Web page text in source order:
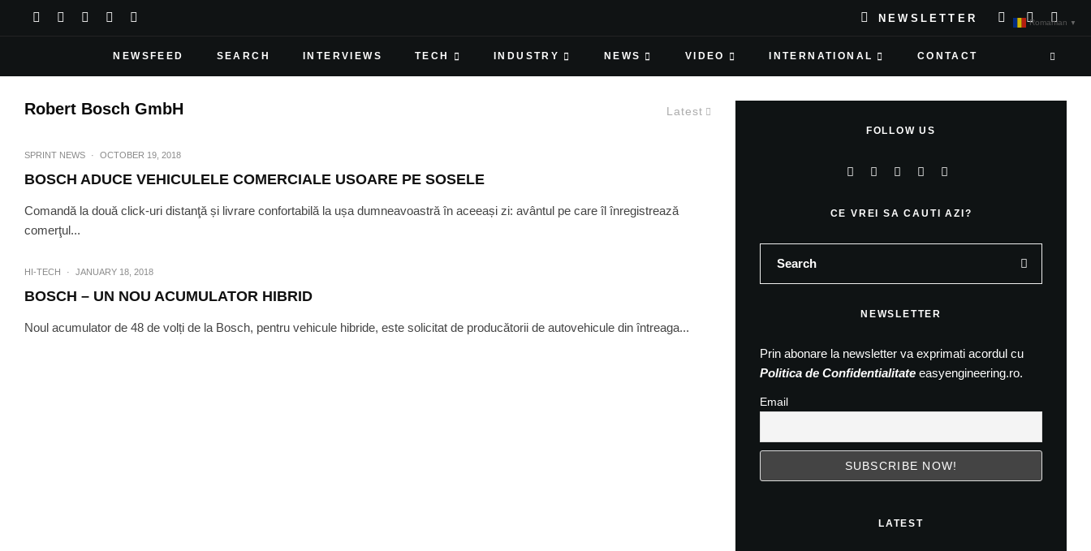
NEWSLETTER
NEWSFEED SEARCH INTERVIEWS TECH INDUSTRY NEWS VIDEO INTERNATIONAL CONTACT
Latest
Robert Bosch GmbH
SPRINT NEWS · OCTOBER 19, 2018
BOSCH ADUCE VEHICULELE COMERCIALE USOARE PE SOSELE
Comandă la două click-uri distanţă și livrare confortabilă la ușa dumneavoastră în aceeași zi: avântul pe care îl înregistrează
comerţul...
HI-TECH · JANUARY 18, 2018
BOSCH – UN NOU ACUMULATOR HIBRID
Noul acumulator de 48 de volți de la Bosch, pentru vehicule hibride, este solicitat de producătorii de autovehicule din întreaga...
FOLLOW US
CE VREI SA CAUTI AZI?
NEWSLETTER
Prin abonare la newsletter va exprimati acordul cu
Politica de Confidentialitate easyengineering.ro.
Email
LATEST
Romanian ▼